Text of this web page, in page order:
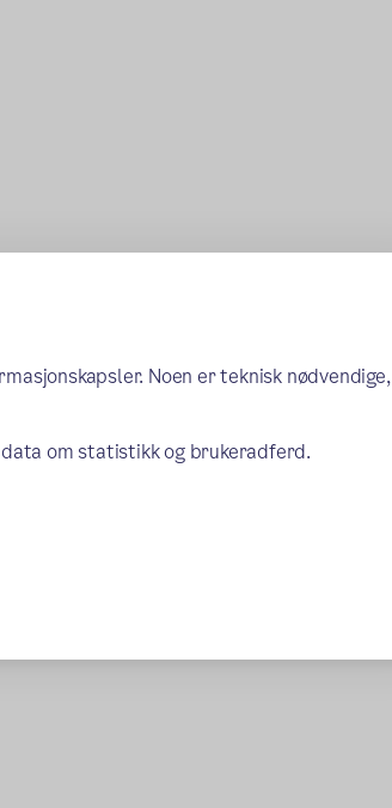
Noen er teknisk nødvendige,
om statistikk og brukeradferd.